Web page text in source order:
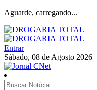
Aguarde, carregando...
Entrar
Sábado, 08 de Agosto 2026